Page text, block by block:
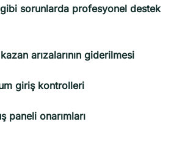
sorunlarda profesyonel destek
arızalarının giderilmesi
giriş kontrolleri
paneli onarımları